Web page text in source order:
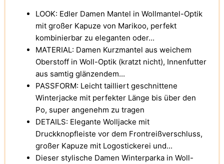
LOOK: Edler Damen Mantel in Wollmantel-Optik
mit großer Kapuze von Marikoo, perfekt
kombinierbar zu eleganten oder...
MATERIAL: Damen Kurzmantel aus weichem
Oberstoff in Woll-Optik (kratzt nicht), Innenfutter
aus samtig glänzendem...
PASSFORM: Leicht tailliert geschnittene
Winterjacke mit perfekter Länge bis über den
Po, super angenehm zu tragen
DETAILS: Elegante Wolljacke mit
Druckknopfleiste vor dem Frontreißverschluss,
großer Kapuze mit Logostickerei und...
Dieser stylische Damen Winterparka in Woll-